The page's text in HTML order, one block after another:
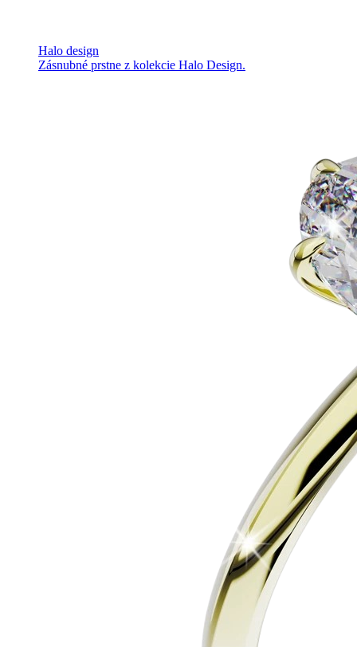
Halo design
Zásnubné prstne z kolekcie Halo Design.